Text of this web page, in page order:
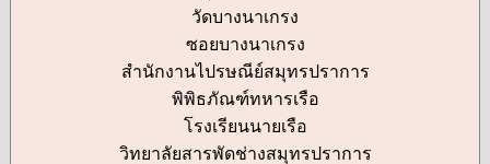
วัดบางนาเกรง
ซอยบางนาเกรง
สำนักงานไปรษณีย์สมุทรปราการ
พิพิธภัณฑ์ทหารเรือ
โรงเรียนนายเรือ
วิทยาลัยสารพัดช่างสมุทรปราการ